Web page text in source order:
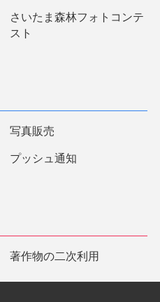
さいたま森林フォトコンテ
スト
写真販売
プッシュ通知
著作物の二次利用